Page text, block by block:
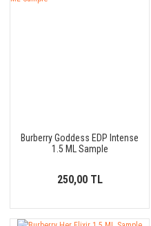
Burberry Goddess EDP Intense
1.5 ML Sample
250,00 TL